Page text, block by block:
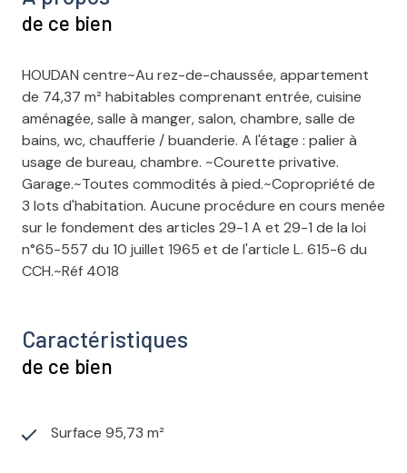
de ce bien
HOUDAN centre~Au rez-de-chaussée, appartement
de 74,37 m² habitables comprenant entrée, cuisine
aménagée, salle à manger, salon, chambre, salle de
bains, wc, chaufferie / buanderie. A l'étage : palier à
usage de bureau, chambre. ~Courette privative.
Garage.~Toutes commodités à pied.~Copropriété de
3 lots d'habitation. Aucune procédure en cours menée
sur le fondement des articles 29-1 A et 29-1 de la loi
n°65-557 du 10 juillet 1965 et de l'article L. 615-6 du
CCH.~Réf 4018
Caractéristiques
de ce bien
Surface 95,73 m²